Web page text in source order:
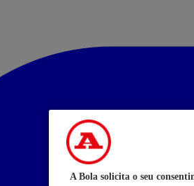
A Bola solicita o seu